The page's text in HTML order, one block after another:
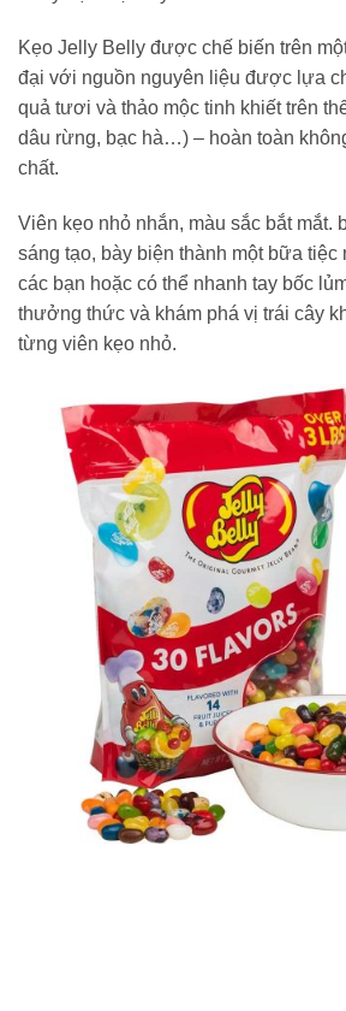
Kẹo Jelly Belly được chế biến trên
đại với nguồn nguyên liệu được lựa
quả tươi và thảo mộc tinh khiết trên
dâu rừng, bạc hà…) – hoàn toàn
chất.
Viên kẹo nhỏ nhắn, màu sắc bắt mắt.
sáng tạo, bày biện thành một bữa tiệc
các bạn hoặc có thể nhanh tay bốc
thưởng thức và khám phá vị trái cây
từng viên kẹo nhỏ.